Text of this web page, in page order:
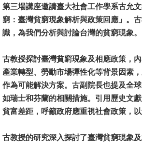
研
究
息
公
告
國
化
第三場講座邀請臺大社會工作學系古允
窮：臺灣貧窮現象解析與政策回應」。
識，為我們分析與討論台灣的貧窮現象。
古教授探討臺灣貧窮現象及相應政策，內
產業轉型、勞動市場彈性化等背景因素
作為可能解決方案。古副院長也提及全
如瑞士和芬蘭的相關措施。引用歷史文
貧富差距，呼籲政府應重視社會政策，以
古教授的研究深入探討了臺灣貧窮現象